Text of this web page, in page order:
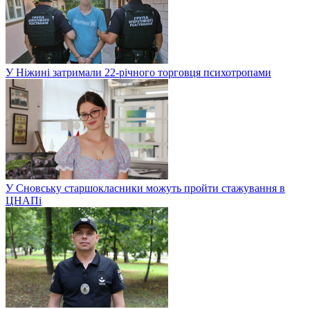
У Ніжині затримали 22-річного торговця психотропами
У Сновську старшокласники можуть пройти стажування в
ЦНАПі